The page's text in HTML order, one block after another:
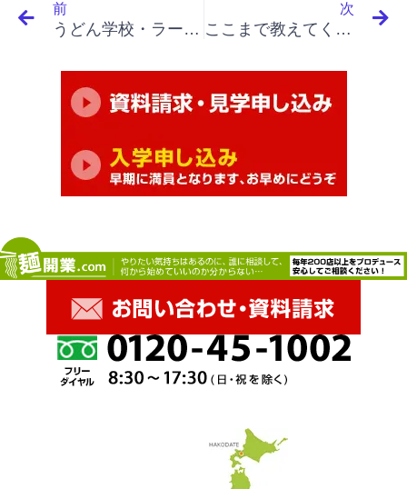
前
うどん学校・ラーメン学校・そば学校・パスタ学校で開業&成果アップ｜「イノベーションと起業家精神」「需要側か供給側か、イノベーションの体系、変化が機会」
次
ここまで教えてくれるところは大和しかないと思います。